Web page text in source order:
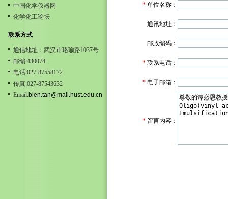
中国化学仪器网
化学化工论坛
联系方式
通信地址：武汉市珞瑜路1037号
邮编:430074
电话:027-87558172
传真:027-87543632
Email:bien.tan@mail.hust.edu.cn
* 单位名称：
通讯地址：
邮政编码：
* 联系电话：
* 电子邮箱：
* 留言内容：